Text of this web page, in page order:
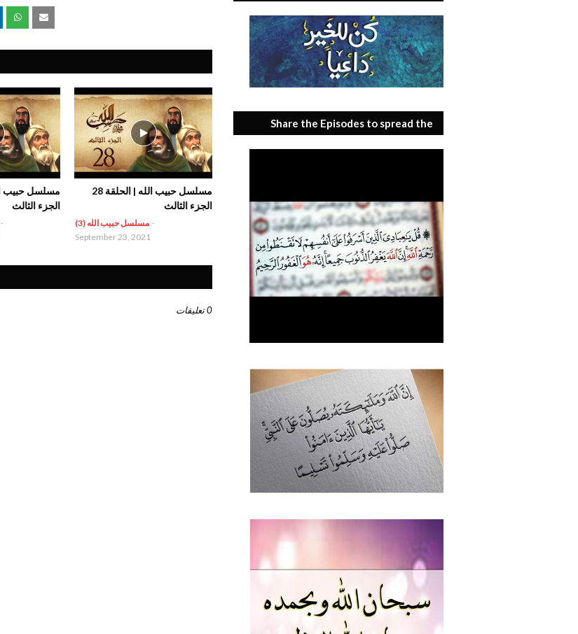
الجزء الثالث
-
مسلسل حبيب الله | الحلقة 28
الجزء الثالث
مسلسل حبيب الله (3) -
September 23, 2021
0 تعليقات
Share the Episodes to spread the
benefit